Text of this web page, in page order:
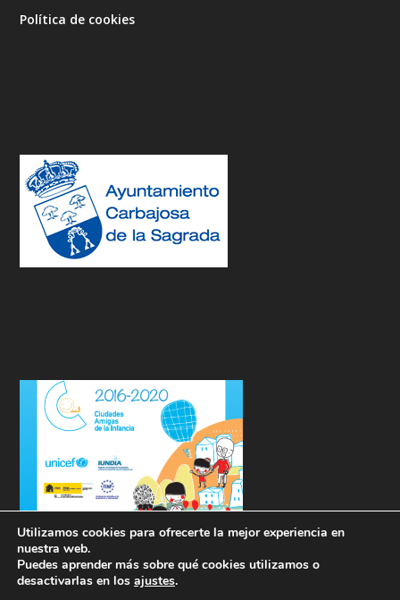
Política de cookies
Utilizamos cookies para ofrecerte la mejor experiencia en
nuestra web.
Puedes aprender más sobre qué cookies utilizamos o
desactivarlas en los ajustes.